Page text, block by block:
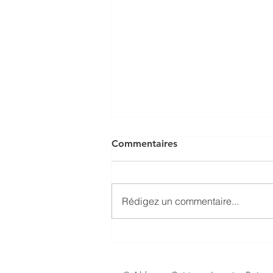
Commentaires
Rédigez un commentaire...